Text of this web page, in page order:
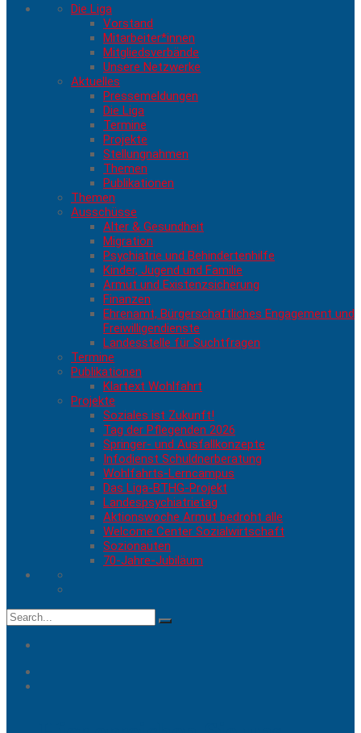
Die Liga
Vorstand
Mitarbeiter*innen
Mitgliedsverbände
Unsere Netzwerke
Aktuelles
Pressemeldungen
Die Liga
Termine
Projekte
Stellungnahmen
Themen
Publikationen
Themen
Ausschüsse
Alter & Gesundheit
Migration
Psychiatrie und Behindertenhilfe
Kinder, Jugend und Familie
Armut und Existenzsicherung
Finanzen
Ehrenamt, Bürgerschaftliches Engagement und
Freiwilligendienste
Landesstelle für Suchtfragen
Termine
Publikationen
Klartext Wohlfahrt
Projekte
Soziales ist Zukunft!
Tag der Pflegenden 2026
Springer- und Ausfallkonzepte
Infodienst Schuldnerberatung
Wohlfahrts-Lerncampus
Das Liga-BTHG-Projekt
Landespsychiatrietag
Aktionswoche Armut bedroht alle
Welcome Center Sozialwirtschaft
Sozionauten
70-Jahre-Jubiläum
Search
for: